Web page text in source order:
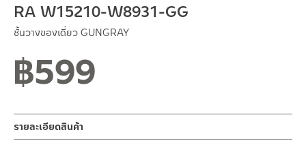
RA W15210-W8931-GG
ชั้นวางของเดี่ยว GUNGRAY
฿599
รายละเอียดสินค้า